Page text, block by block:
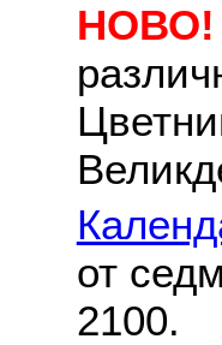
НОВО!
от
2100.